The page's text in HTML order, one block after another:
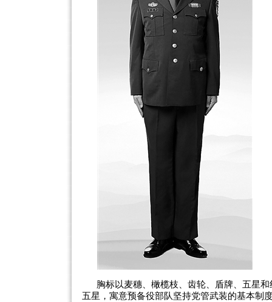
胸标以麦穗、橄榄枝、齿轮、盾牌、五星
五星，寓意预备役部队坚持党管武装的基本制